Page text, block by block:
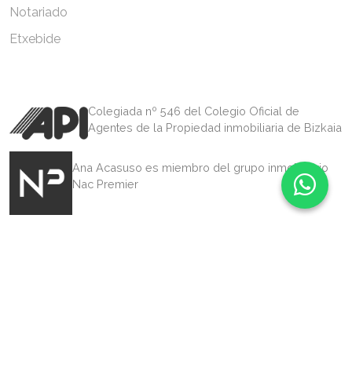
Notariado
Etxebide
Colegiada nº 546 del Colegio Oficial de
Agentes de la Propiedad inmobiliaria de Bizkaia
Ana Acasuso es miembro del grupo inmobiliario
Nac Premier